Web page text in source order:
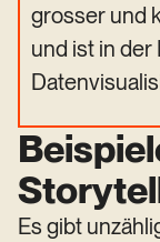
grosser und
und ist in der
Es gibt